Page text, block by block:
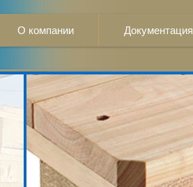
О компании Документация